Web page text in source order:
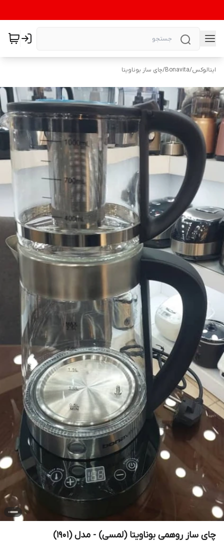
ایتالوکس/
Bonavita
/چای ساز بوناویتا
چای ساز روهمی بوناویتا (لمسی) - مدل (1901)